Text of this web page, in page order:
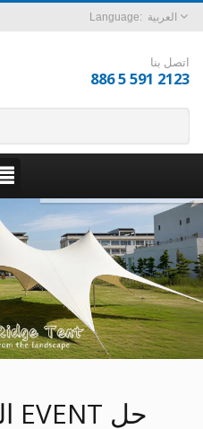
العربية
اتصل بنا
886 5 591 2123